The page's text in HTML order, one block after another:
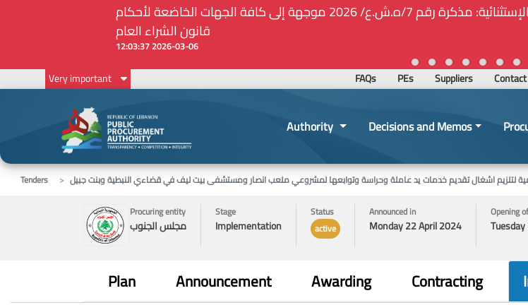
🚑❕❗❕🚨تأمين الحاجات الأساسية والملحة في ظل الظروف الإستثنائية: مذكرة رقم 7/ه.ش.ع/ 2026 موجهة إلى كافة الجهات الخاضعة لأحكام
قانون الشراء العام
2026-03-06 12:03:37
Very important FAQs PEs Suppliers
Authority Decisions and Memos
Tenders
لتلزيم اشغال تقديم خدمات يد عاملة وحراسة وتوابعها لمشروعي ملعب انصار ومستشفى بيت ليف في قضاءي النبطية وبنت جبيل
Procuring entity
مجلس الجنوب
Stage
Implementation
Status
active
Announced in
Monday 22 April 2024
Opening
Plan Announcement Awarding Contracting